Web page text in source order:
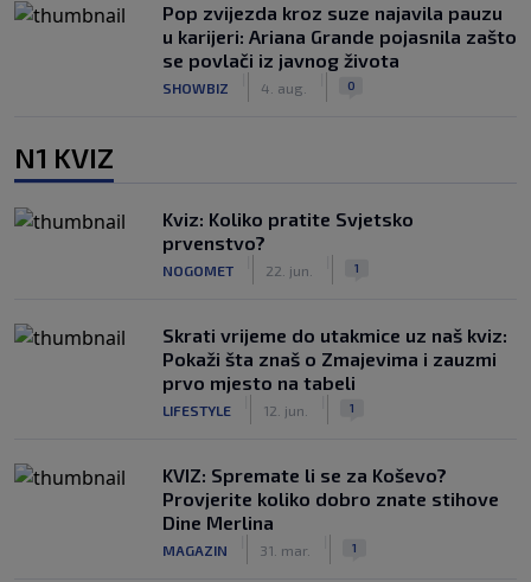
Pop zvijezda kroz suze najavila pauzu
u karijeri: Ariana Grande pojasnila zašto
se povlači iz javnog života
SHOWBIZ 4. aug. 0
N1 KVIZ
Kviz: Koliko pratite Svjetsko
prvenstvo?
NOGOMET 22. jun. 1
Skrati vrijeme do utakmice uz naš kviz:
Pokaži šta znaš o Zmajevima i zauzmi
prvo mjesto na tabeli
LIFESTYLE 12. jun. 1
KVIZ: Spremate li se za Koševo?
Provjerite koliko dobro znate stihove
Dine Merlina
MAGAZIN 31. mar. 1